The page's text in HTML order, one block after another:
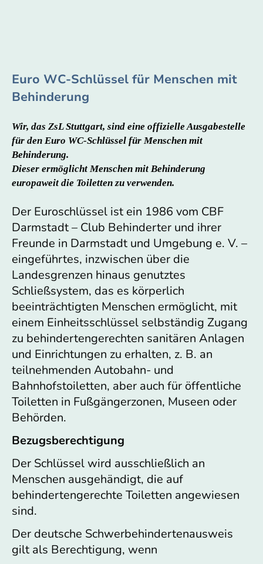
Euro WC-Schlüssel für Menschen mit
Behinderung
Wir, das ZsL Stuttgart, sind eine offizielle Ausgabestelle
für den Euro WC-Schlüssel für Menschen mit
Behinderung.
Dieser ermöglicht Menschen mit Behinderung
europaweit die Toiletten zu verwenden.
Der Euroschlüssel ist ein 1986 vom CBF
Darmstadt – Club Behinderter und ihrer
Freunde in Darmstadt und Umgebung e. V. –
eingeführtes, inzwischen über die
Landesgrenzen hinaus genutztes
Schließsystem, das es körperlich
beeinträchtigten Menschen ermöglicht, mit
einem Einheitsschlüssel selbständig Zugang
zu behindertengerechten sanitären Anlagen
und Einrichtungen zu erhalten, z. B. an
teilnehmenden Autobahn- und
Bahnhofstoiletten, aber auch für öffentliche
Toiletten in Fußgängerzonen, Museen oder
Behörden.
Bezugsberechtigung
Der Schlüssel wird ausschließlich an
Menschen ausgehändigt, die auf
behindertengerechte Toiletten angewiesen
sind.
Der deutsche Schwerbehindertenausweis
gilt als Berechtigung, wenn